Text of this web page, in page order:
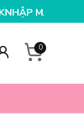
NGAY
0